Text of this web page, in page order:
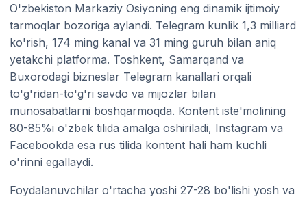
O'zbekiston Markaziy Osiyoning eng dinamik ijtimoiy
tarmoqlar bozoriga aylandi. Telegram kunlik 1,3 milliard
ko'rish, 174 ming kanal va 31 ming guruh bilan aniq
yetakchi platforma. Toshkent, Samarqand va
Buxorodagi bizneslar Telegram kanallari orqali
to'g'ridan-to'g'ri savdo va mijozlar bilan
munosabatlarni boshqarmoqda. Kontent iste'molining
80-85%i o'zbek tilida amalga oshiriladi, Instagram va
Facebookda esa rus tilida kontent hali ham kuchli
o'rinni egallaydi.
Foydalanuvchilar o'rtacha yoshi 27-28 bo'lishi yosh va